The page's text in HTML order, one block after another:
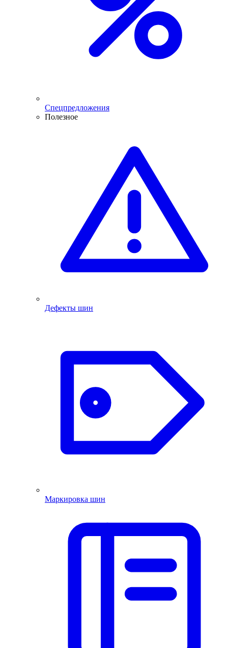
Спецпредложения
Полезное
Дефекты шин
Маркировка шин